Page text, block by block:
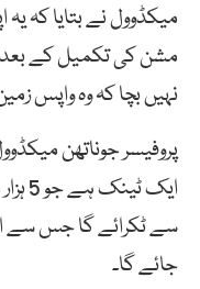
میکڈوول نے بتایا کہ یہ
مشن کی تکمیل کے بعد
نہیں بچا کہ وہ واپس
ایک
سے ٹکرائے گا جس سے
جائے گا۔